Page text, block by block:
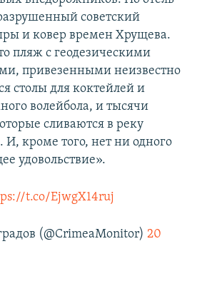
советский
и ковер времен Хрущева.
пляж с геодезическими
привезенными неизвестно
столы для коктейлей и
волейбола, и тысячи
сливаются в реку
И, кроме того, нет ни одного
удовольствие».
t.co/EjwgX14ruj
(@CrimeaMonitor) 20